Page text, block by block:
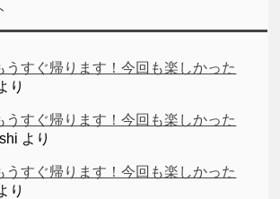
うすぐ帰ります！今回も楽しかった
り
うすぐ帰ります！今回も楽しかった
より
うすぐ帰ります！今回も楽しかった
り